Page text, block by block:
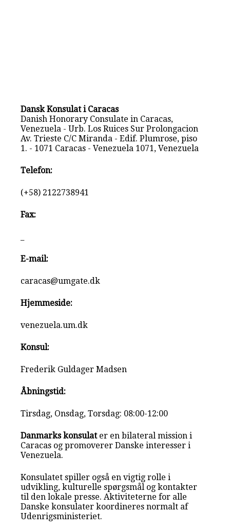
Dansk Konsulat i Caracas
Danish Honorary Consulate in Caracas,
Venezuela - Urb. Los Ruices Sur Prolongacion
Av. Trieste C/C Miranda - Edif. Plumrose, piso
1. - 1071 Caracas - Venezuela 1071, Venezuela
Telefon:
(+58) 2122738941
Fax:
E-mail:
caracas@umgate.dk
Hjemmeside:
venezuela.um.dk
Konsul:
Frederik Guldager Madsen
Åbningstid:
Tirsdag, Onsdag, Torsdag: 08:00-12:00
Danmarks konsulater en bilateral mission i
Caracas og promoverer Danske interesser i
Venezuela.
Konsulatet spiller også en vigtig rolle i
udvikling, kulturelle spørgsmål og kontakter
til den lokale presse. Aktiviteterne for alle
Danske konsulater koordineres normalt af
Udenrigsministeriet.